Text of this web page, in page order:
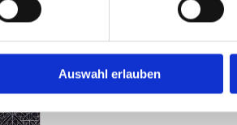
Auswahl erlauben